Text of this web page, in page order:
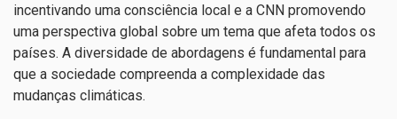
incentivando uma consciência local e a CNN promovendo
uma perspectiva global sobre um tema que afeta todos os
países. A diversidade de abordagens é fundamental para
que a sociedade compreenda a complexidade das
mudanças climáticas.